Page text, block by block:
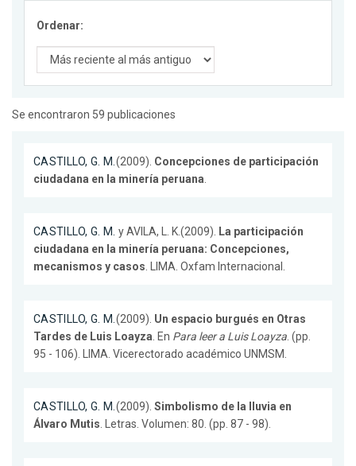
Ordenar:
Se encontraron 59 publicaciones
CASTILLO, G. M.(2009). Concepciones de participación
ciudadana en la minería peruana.
CASTILLO, G. M. y AVILA, L. K.(2009). La participación
ciudadana en la minería peruana: Concepciones,
mecanismos y casos. LIMA. Oxfam Internacional.
CASTILLO, G. M.(2009). Un espacio burgués en Otras
Tardes de Luis Loayza. En Para leer a Luis Loayza. (pp.
95 - 106). LIMA. Vicerectorado académico UNMSM.
CASTILLO, G. M.(2009). Simbolismo de la lluvia en
Álvaro Mutis. Letras. Volumen: 80. (pp. 87 - 98).